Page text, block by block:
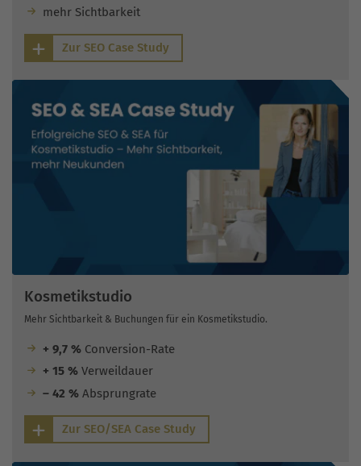
mehr Sichtbarkeit
Zur SEO Case Study
Kosmetikstudio
Mehr Sichtbarkeit & Buchungen für ein Kosmetikstudio.
+ 9,7 % Conversion-Rate
+ 15 % Verweildauer
– 42 % Absprungrate
Zur SEO/SEA Case Study